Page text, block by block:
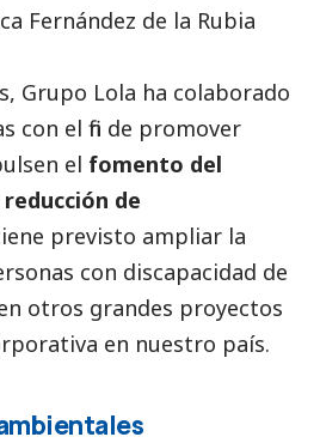
Fernández de la Rubia
Grupo Lola ha colaborado
con el fin de promover
el fomento del
de
previsto ampliar la
con discapacidad de
otros grandes proyectos
en nuestro país.